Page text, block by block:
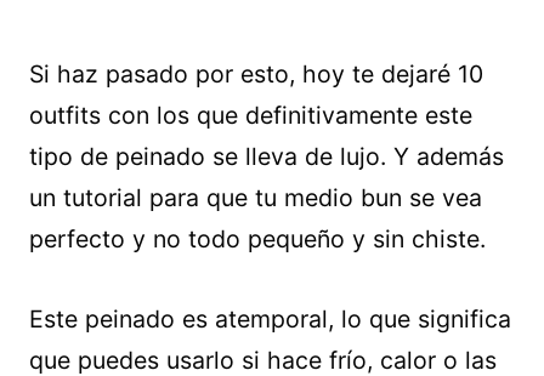
Si haz pasado por esto, hoy te dejaré 10
outfits con los que definitivamente este
tipo de peinado se lleva de lujo. Y además
un tutorial para que tu medio bun se vea
perfecto y no todo pequeño y sin chiste.
Este peinado es atemporal, lo que significa
que puedes usarlo si hace frío, calor o las